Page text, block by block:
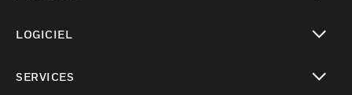
LOGICIEL
SERVICES